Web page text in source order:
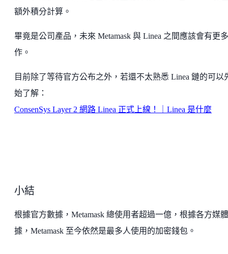
額外積分計算。
畢竟是公司產品，未來 Metamask 與 Linea 之間應該會有更
作。
目前除了等待官方公布之外，若還不太熟悉 Linea 鏈的可以
始了解：
ConsenSys Layer 2 網路 Linea 正式上線！｜Linea 是什麼
小結
根據官方數據，Metamask 總使用者超過一億，根據各方媒
據，Metamask 至今依然是最多人使用的加密錢包。